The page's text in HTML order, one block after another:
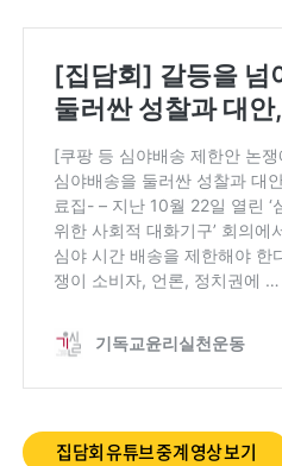
집담회 유튜브 중계 영상 보기